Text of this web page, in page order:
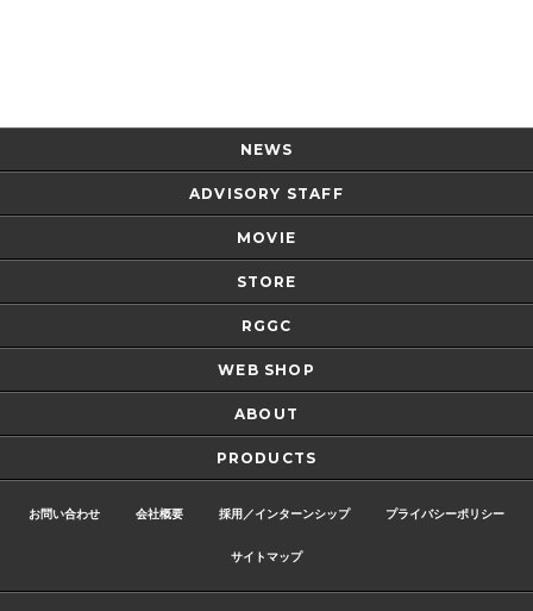
NEWS
ADVISORY STAFF
MOVIE
STORE
RGGC
WEB SHOP
ABOUT
PRODUCTS
お問い合わせ 会社概要 採用／インターンシップ プライバシーポリシー
サイトマップ